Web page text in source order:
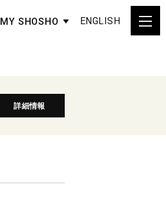
MY SHOSHO ENGLISH
詳細情報